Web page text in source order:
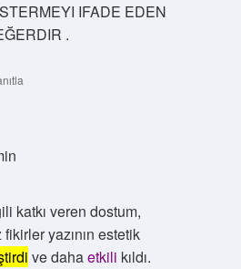
IFADE EDEN
.
katkı veren dostum,
yazının estetik
ve dahaetkili kıldı.